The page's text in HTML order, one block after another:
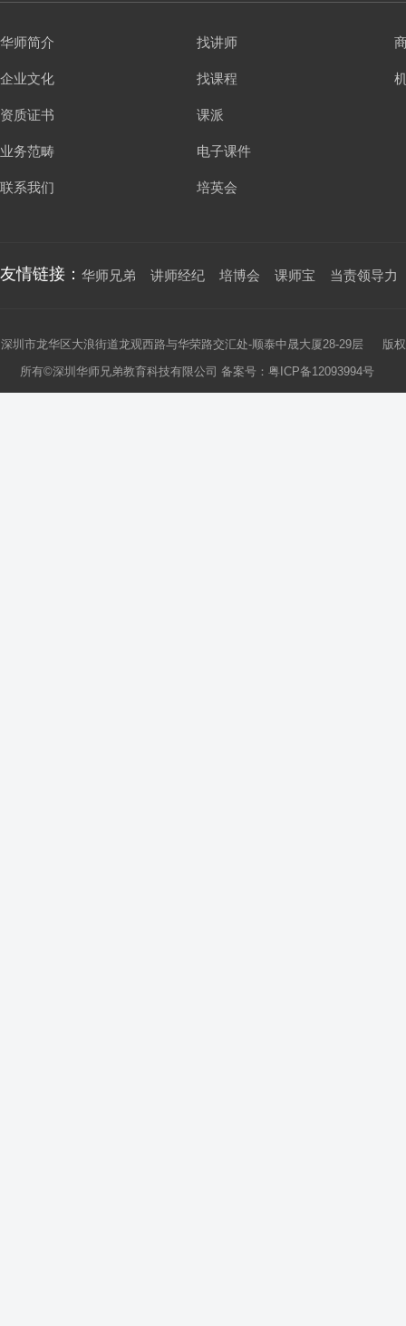
华师简介
企业文化
资质证书
业务范畴
联系我们
找讲师
找课程
课派
电子课件
培英会
友情链接： 华师兄弟 讲师经纪 培博会 课师宝 当责领导力
深圳市龙华区大浪街道龙观西路与华荣路交汇处-顺泰中晟大厦28-29层 版权
所有©深圳华师兄弟教育科技有限公司 备案号： 粤ICP备12093994号